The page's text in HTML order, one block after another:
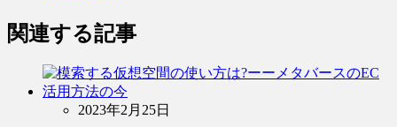
関連する記事
2023年2月25日